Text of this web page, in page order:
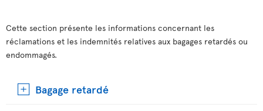
Cette section présente les informations concernant les
réclamations et les indemnités relatives aux bagages retardés ou
endommagés.
Bagage retardé